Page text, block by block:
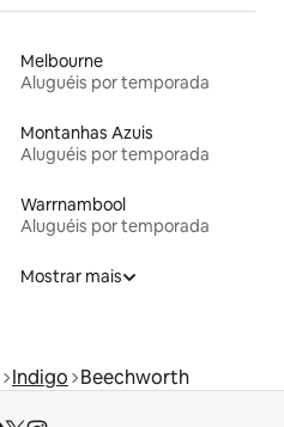
Melbourne
Aluguéis por temporada
Montanhas Azuis
Aluguéis por temporada
Warrnambool
Aluguéis por temporada
Mostrar mais
Indigo Beechworth